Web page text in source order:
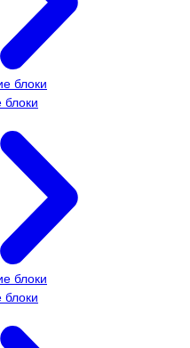
блоки
блоки